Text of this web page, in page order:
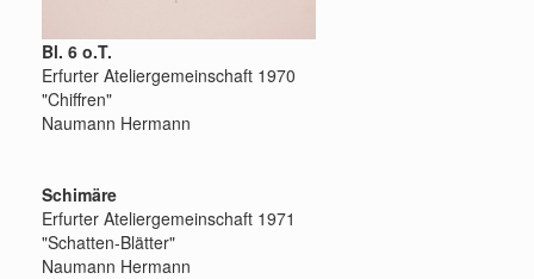
Bl. 6 o.T.
Erfurter Ateliergemeinschaft 1970
"Chiffren"
Naumann Hermann
Schimäre
Erfurter Ateliergemeinschaft 1971
"Schatten-Blätter"
Naumann Hermann